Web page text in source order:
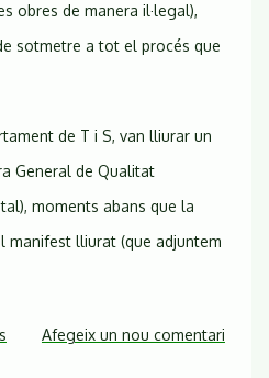
obres de manera il·legal),
sotmetre a tot el procés que
de T i S, van lliurar un
General de Qualitat
moments abans que la
manifest lliurat (que adjuntem
sobreAfegeix un nou comentari